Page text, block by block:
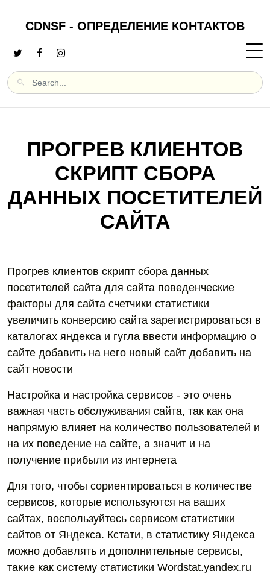
CDNSF - ОПРЕДЕЛЕНИЕ КОНТАКТОВ
ПРОГРЕВ КЛИЕНТОВ
СКРИПТ СБОРА
ДАННЫХ ПОСЕТИТЕЛЕЙ
САЙТА
Прогрев клиентов скрипт сбора данных
посетителей сайта для сайта поведенческие
факторы для сайта счетчики статистики
увеличить конверсию сайта зарегистрироваться в
каталогах яндекса и гугла ввести информацию о
сайте добавить на него новый сайт добавить на
сайт новости
Настройка и настройка сервисов - это очень
важная часть обслуживания сайта, так как она
напрямую влияет на количество пользователей и
на их поведение на сайте, а значит и на
получение прибыли из интернета
Для того, чтобы сориентироваться в количестве
сервисов, которые используются на ваших
сайтах, воспользуйтесь сервисом статистики
сайтов от Яндекса. Кстати, в статистику Яндекса
можно добавлять и дополнительные сервисы,
такие как систему статистики Wordstat.yandex.ru